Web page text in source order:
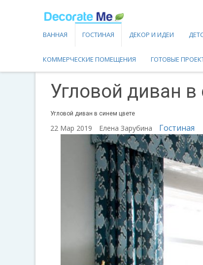
ВАННАЯ ГОСТИНАЯ ДЕКОР И ИДЕИ
КОММЕРЧЕСКИЕ ПОМЕЩЕНИЯ ГОТОВЫЕ
Угловой диван в
Угловой диван в синем цвете
22 Мар 2019 Елена Зарубина Гостиная